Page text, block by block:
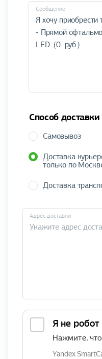
Cообщение
Способ доставки
Самовывоз
Доставка
только по
Доставка
Адрес доставки